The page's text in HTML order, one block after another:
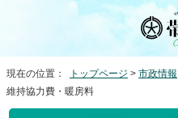
現在の位置： トップページ > 市政情報
維持協力費・暖房料